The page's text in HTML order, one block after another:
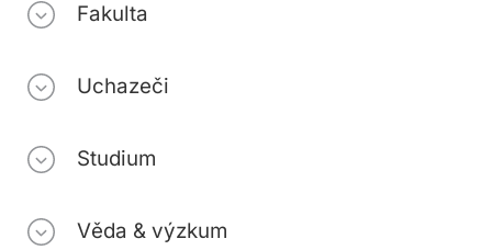
Fakulta
Uchazeči
Studium
Věda & výzkum